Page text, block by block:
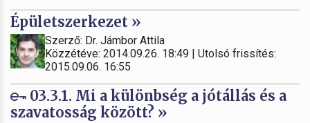
Épületszerkezet »
Szerző: Dr. Jámbor Attila
Közzétéve: 2014.09.26. 18:49 | Utolsó frissítés:
2015.09.06. 16:55
03.3.1. Mi a különbség a jótállás és a
szavatosság között? »